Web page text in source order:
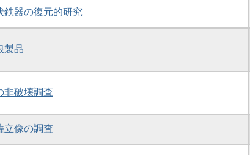
鉄器の復元的研究
製品
非破壊調査
立像の調査